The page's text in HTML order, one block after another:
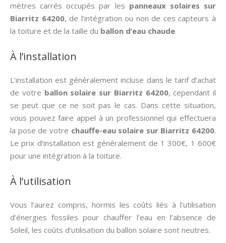
mètres carrés occupés par les panneaux solaires sur
Biarritz 64200, de l’intégration ou non de ces capteurs à
la toiture et de la taille du ballon d’eau chaude.
À l’installation
L’installation est généralement incluse dans le tarif d’achat
de votre ballon solaire sur Biarritz 64200, cependant il
se peut que ce ne soit pas le cas. Dans cette situation,
vous pouvez faire appel à un professionnel qui effectuera
la pose de votre chauffe-eau solaire sur Biarritz 64200.
Le prix d’installation est généralement de 1 300€, 1 600€
pour une intégration à la toiture.
À l’utilisation
Vous l’aurez compris, hormis les coûts liés à l’utilisation
d’énergies fossiles pour chauffer l’eau en l’absence de
Soleil, les coûts d’utilisation du ballon solaire sont neutres.